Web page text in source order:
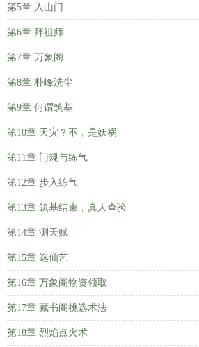
第5章 入山门
第6章 拜祖师
第7章 万象阁
第8章 朴峰洗尘
第9章 何谓筑基
第10章 天灾？不，是妖祸
第11章 门规与练气
第12章 步入练气
第13章 筑基结束，真人查验
第14章 测天赋
第15章 选仙艺
第16章 万象阁物资领取
第17章 藏书阁挑选术法
第18章 烈焰点火术